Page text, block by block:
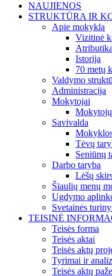
NAUJIENOS
STRUKTŪRA IR
Apie mokyklą
Vizitinė
Istorija
70 metų
Valdymo
Administracija
Mokytojai
Savivalda
Tėvų
Seniūnų
Darbo taryba
Lėšų
Šiaulių menų
Ugdymo
Svetainės
TEISINĖ
Teisės forma
Teisės aktai
Teisės aktų
Tyrimai ir
Teisės aktų